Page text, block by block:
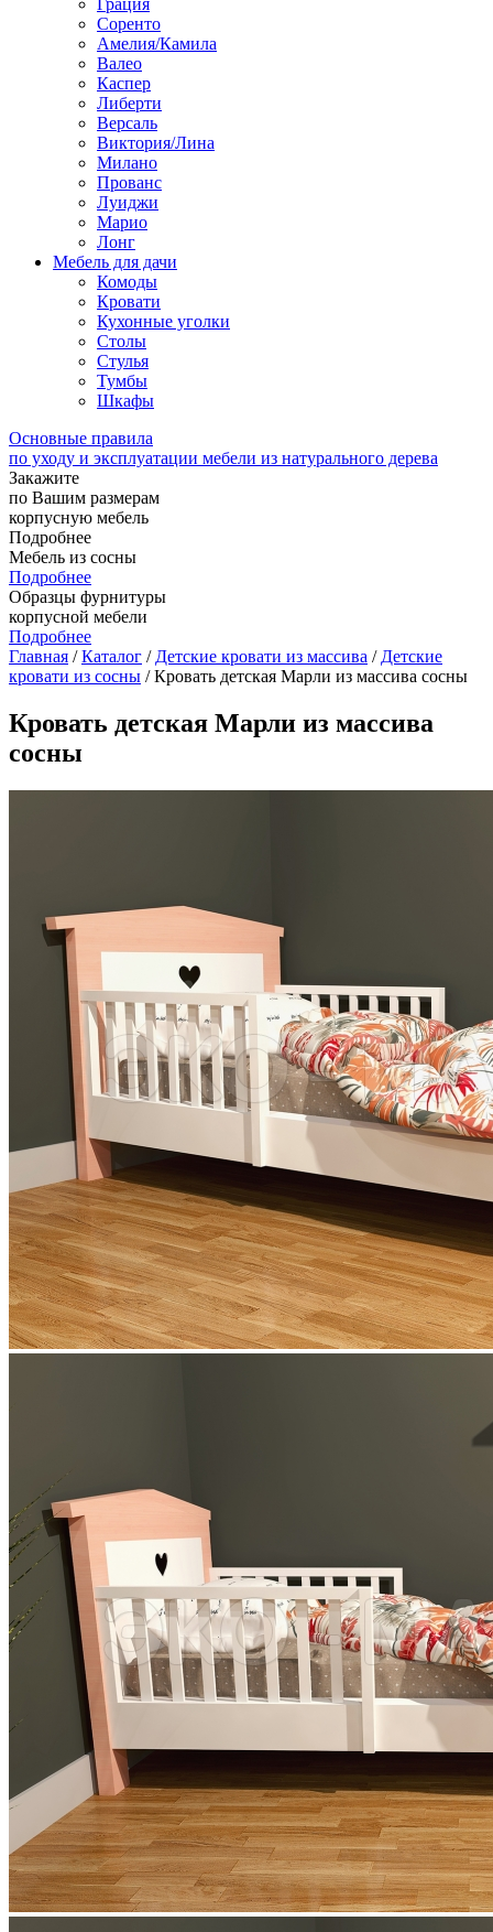
Грация
Соренто
Амелия/Камила
Валео
Каспер
Либерти
Версаль
Виктория/Лина
Милано
Прованс
Луиджи
Марио
Лонг
Мебель для дачи
Комоды
Кровати
Кухонные уголки
Столы
Стулья
Тумбы
Шкафы
Основные правила
по уходу и эксплуатации мебели из натурального дерева
Закажите
по Вашим размерам
корпусную мебель
Подробнее
Мебель из сосны
Подробнее
Образцы фурнитуры
корпусной мебели
Подробнее
Главная /Каталог / Детские кровати из массива / Детские
кровати из сосны / Кровать детская Марли из массива сосны
Кровать детская Марли из массива
сосны